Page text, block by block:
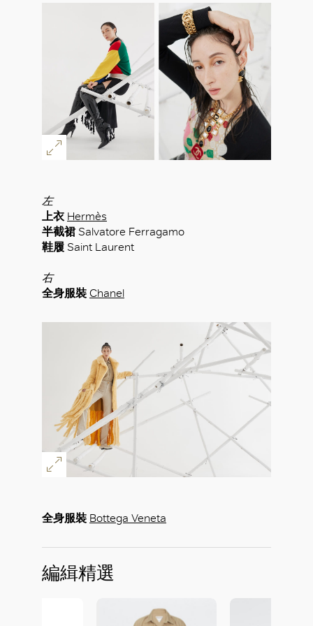
左
上衣 Hermès
半截裙Salvatore Ferragamo
鞋履 Saint Laurent
右
全身服裝 Chanel
全身服裝 Bottega Veneta
編緝精選